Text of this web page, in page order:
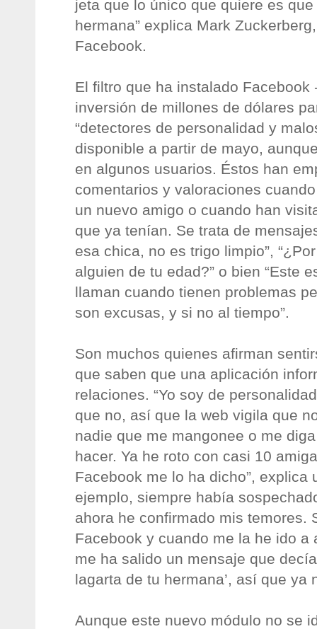
jeta que lo único que quiere es
hermana” explica Mark
Facebook.
El filtro que ha instalado Facebook
inversión de millones de dólares
“detectores de personalidad y
disponible a partir de mayo,
en algunos usuarios. Éstos han
comentarios y valoraciones
un nuevo amigo o cuando han
que ya tenían. Se trata de
esa chica, no es trigo limpio”,
alguien de tu edad?” o bien “Este
llaman cuando tienen problemas
son excusas, y si no al tiempo”.
Son muchos quienes afirman
que saben que una aplicación
relaciones. “Yo soy de
que no, así que la web vigila que
nadie que me mangonee o me
hacer. Ya he roto con casi 10
Facebook me lo ha dicho”, explica
ejemplo, siempre había
ahora he confirmado mis temores.
Facebook y cuando me la he ido a
me ha salido un mensaje que
lagarta de tu hermana’, así que ya
Aunque este nuevo módulo no se